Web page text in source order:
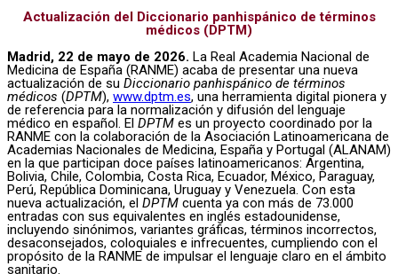
Actualización del Diccionario panhispánico de términos
médicos (DPTM)
Madrid, 22 de mayo de 2026. La Real Academia Nacional de
Medicina de España (RANME) acaba de presentar una nueva
actualización de su Diccionario panhispánico de términos
médicos (DPTM), www.dptm.es, una herramienta digital pionera y
de referencia para la normalización y difusión del lenguaje
médico en español. El DPTM es un proyecto coordinado por la
RANME con la colaboración de la Asociación Latinoamericana de
Academias Nacionales de Medicina, España y Portugal (ALANAM)
en la que participan doce países latinoamericanos: Argentina,
Bolivia, Chile, Colombia, Costa Rica, Ecuador, México, Paraguay,
Perú, República Dominicana, Uruguay y Venezuela. Con esta
nueva actualización, el DPTM cuenta ya con más de 73.000
entradas con sus equivalentes en inglés estadounidense,
incluyendo sinónimos, variantes gráficas, términos incorrectos,
desaconsejados, coloquiales e infrecuentes, cumpliendo con el
propósito de la RANME de impulsar el lenguaje claro en el ámbito
sanitario.